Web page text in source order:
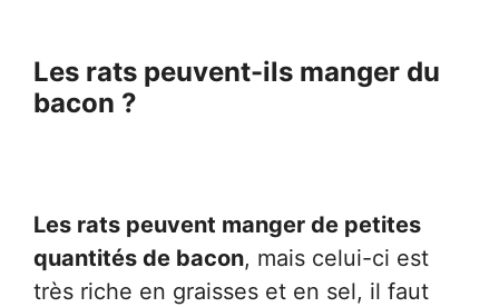
Les rats peuvent-ils manger du
bacon ?
Les rats peuvent manger de petites
quantités de bacon, mais celui-ci est
très riche en graisses et en sel, il faut